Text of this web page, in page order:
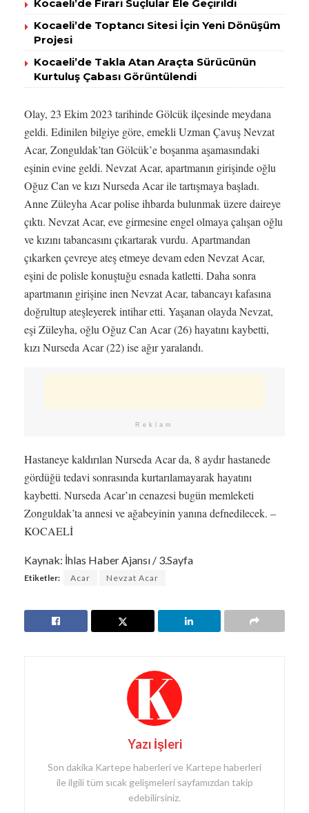
Kocaeli’de Firari Suçlular Ele Geçirildi
Kocaeli’de Toptancı Sitesi İçin Yeni Dönüşüm
Projesi
Kocaeli’de Takla Atan Araçta Sürücünün
Kurtuluş Çabası Görüntülendi
Olay, 23 Ekim 2023 tarihinde Gölcük ilçesinde meydana
geldi. Edinilen bilgiye göre, emekli Uzman Çavuş Nevzat
Acar, Zonguldak’tan Gölcük’e boşanma aşamasındaki
eşinin evine geldi. Nevzat Acar, apartmanın girişinde oğlu
Oğuz Can ve kızı Nurseda Acar ile tartışmaya başladı.
Anne Züleyha Acar polise ihbarda bulunmak üzere daireye
çıktı. Nevzat Acar, eve girmesine engel olmaya çalışan oğlu
ve kızını tabancasını çıkartarak vurdu. Apartmandan
çıkarken çevreye ateş etmeye devam eden Nevzat Acar,
eşini de polisle konuştuğu esnada katletti. Daha sonra
apartmanın girişine inen Nevzat Acar, tabancayı kafasına
doğrultup ateşleyerek intihar etti. Yaşanan olayda Nevzat,
eşi Züleyha, oğlu Oğuz Can Acar (26) hayatını kaybetti,
kızı Nurseda Acar (22) ise ağır yaralandı.
Reklam
Hastaneye kaldırılan Nurseda Acar da, 8 aydır hastanede
gördüğü tedavi sonrasında kurtarılamayarak hayatını
kaybetti. Nurseda Acar’ın cenazesi bugün memleketi
Zonguldak’ta annesi ve ağabeyinin yanına defnedilecek. –
KOCAELİ
Kaynak: İhlas Haber Ajansı / 3.Sayfa
Etiketler: Acar Nevzat Acar
Yazı İşleri
Son dakika Kartepe haberleri ve Kartepe haberleri
ile ilgili tüm sıcak gelişmeleri sayfamızdan takip
edebilirsiniz.